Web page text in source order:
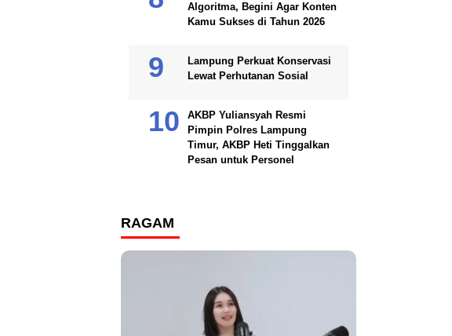
Algoritma, Begini Agar Konten
Kamu Sukses di Tahun 2026
Lampung Perkuat Konservasi
Lewat Perhutanan Sosial
AKBP Yuliansyah Resmi
Pimpin Polres Lampung
Timur, AKBP Heti Tinggalkan
Pesan untuk Personel
RAGAM